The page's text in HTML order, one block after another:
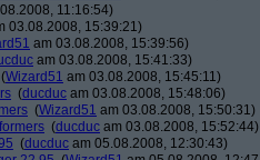
11:16:54)
03.08.2008, 15:39:21)
am 03.08.2008, 15:39:56)
am 03.08.2008, 15:41:33)
(Wizard51 am 03.08.2008, 15:45:11)
(ducduc am 03.08.2008, 15:48:06)
(Wizard51 am 03.08.2008, 15:50:31)
(ducduc am 03.08.2008, 15:52:44)
(ducduc am 05.08.2008, 12:30:43)